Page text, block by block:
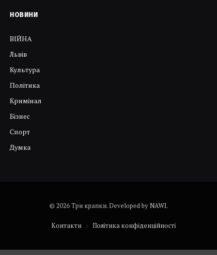
НОВИНИ
ВІЙНА
Львів
Культура
Політика
Кримінал
Бізнес
Спорт
Думка
© 2026 Три крапки. Developed byNAWI.
Контакти Політика конфіденційності